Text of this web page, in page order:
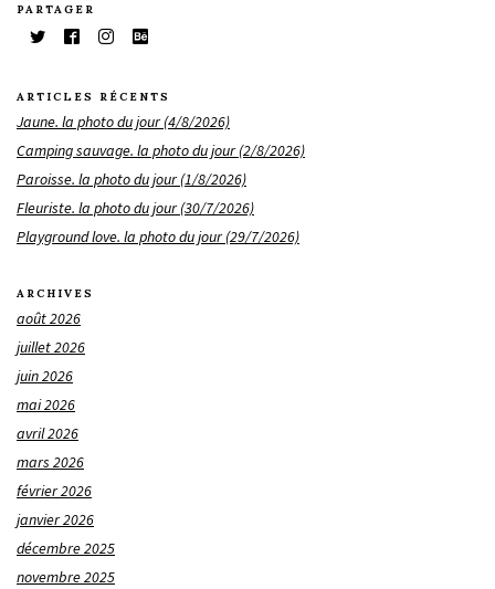
PARTAGER
ARTICLES RÉCENTS
Jaune. la photo du jour (4/8/2026)
Camping sauvage. la photo du jour (2/8/2026)
Paroisse. la photo du jour (1/8/2026)
Fleuriste. la photo du jour (30/7/2026)
Playground love. la photo du jour (29/7/2026)
ARCHIVES
août 2026
juillet 2026
juin 2026
mai 2026
avril 2026
mars 2026
février 2026
janvier 2026
décembre 2025
novembre 2025